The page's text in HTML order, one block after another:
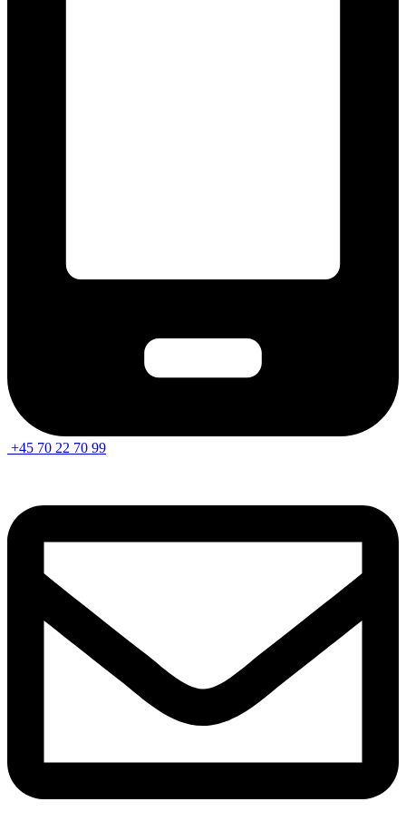
+45 70 22 70 99